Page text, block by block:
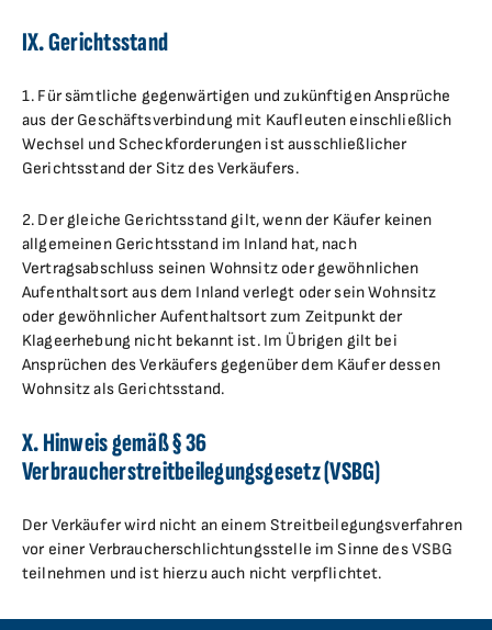
IX. Gerichtsstand
1. Für sämtliche gegenwärtigen und zukünftigen Ansprüche
aus der Geschäftsverbindung mit Kaufleuten einschließlich
Wechsel und Scheckforderungen ist ausschließlicher
Gerichtsstand der Sitz des Verkäufers.
2. Der gleiche Gerichtsstand gilt, wenn der Käufer keinen
allgemeinen Gerichtsstand im Inland hat, nach
Vertragsabschluss seinen Wohnsitz oder gewöhnlichen
Aufenthaltsort aus dem Inland verlegt oder sein Wohnsitz
oder gewöhnlicher Aufenthaltsort zum Zeitpunkt der
Klageerhebung nicht bekannt ist. Im Übrigen gilt bei
Ansprüchen des Verkäufers gegenüber dem Käufer dessen
Wohnsitz als Gerichtsstand.
X. Hinweis gemäß § 36
Verbraucherstreitbeilegungsgesetz (VSBG)
Der Verkäufer wird nicht an einem Streitbeilegungsverfahren
vor einer Verbraucherschlichtungsstelle im Sinne des VSBG
teilnehmen und ist hierzu auch nicht verpflichtet.